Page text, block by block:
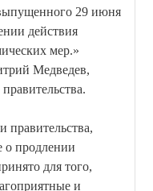
29 июня
действия
мер.»
Медведев,
правительства,
о продлении
для того,
и